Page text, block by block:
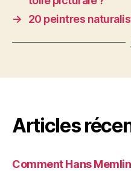
→
20 peintres
Articles
Comment Hans